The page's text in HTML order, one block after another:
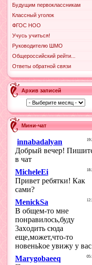
Будущим первоклассникам
Классный уголок
ФГОС НОО
Учусь учиться!
Руководителю ШМО
Общероссийский рейти...
Ответы обратной связи
Архив записей
Мини-чат